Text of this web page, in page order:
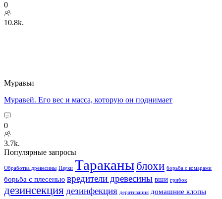
0
10.8k.
Муравьи
Муравей. Его вес и масса, которую он поднимает
0
3.7k.
Популярные запросы
Обработка древесины Пауки Тараканы блохи борьба с комарами
борьба с плесенью вредители древесины вши грибок
дезинсекция дезинфекция дератизация домашние клопы